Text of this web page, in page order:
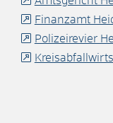
Finanzamt
Polizeirevier